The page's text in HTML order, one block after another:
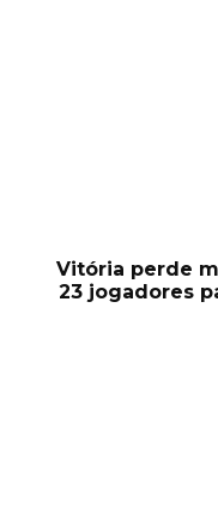
Vitória perde
23 jogadores